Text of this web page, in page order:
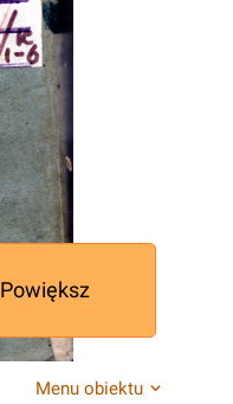
Powiększ
Menu obiektu